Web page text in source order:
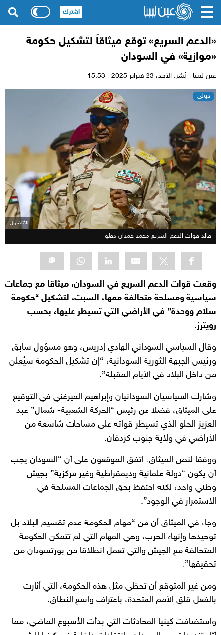
«الدعم السريع» توقع ميثاقاً لتشكيل حكومة
«موازية» في السودان
عين ليبيا | نُشر: الأحد،
دولي
الأناضول
قائد قوات الدعم السريع محمد حمدان دقلو
وقعت قوات الدعم السريع في السودان، ميثاقا مع جماعات
سياسية ومسلحة متحالفة معها، السبت، لتشكيل “حكومة
سلام ووحدة” في الأراضي التي تسيطر عليها، بحسب
رويترز.
وقال السياسي السوداني الهادي إدريس، وهو مسؤول سابق
ورئيس الجبهة الثورية السودانية، “إن تشكيل الحكومة سيُعلن
من داخل البلاد في الأيام المقبلة”.
وشارك السياسيان السودانيان وإبراهيم الميرغني في التوقيع
على الميثاق، فضلا عن رئيس “الحركة الشعبية- شمال” عبد
العزيز الحلو الذي تسيطر قواته على مساحات شاسعة من
الأراضي في ولاية جنوب كردفان.
ووفقا لنص الميثاق، اتفق الموقعون على أن “السودان يجب
أن يكون “دولة علمانية وديمقراطية وغير مركزية” بجيش
وطني واحد، لكنه احتفظ بحق الجماعات المسلحة في
الاستمرار في الوجود”.
وجاء في الميثاق أن من “مهام الحكومة عدم تقسيم البلاد بل
توحيدها وإنهاء الحرب، وهي المهام التي لم تتمكن الحكومة
المتحالفة مع الجيش والتي تعمل انطلاقا من بورتسودان من
تحقيقها”.
ومن غير المتوقع أن تحظى مثل هذه الحكومة، التي أثارت
بالفعل قلق الأمم المتحدة، باعتراف واسع النطاق.
واستضافت كينيا المحادثات التي بدأت الأسبوع الماضي، مما
اشترك